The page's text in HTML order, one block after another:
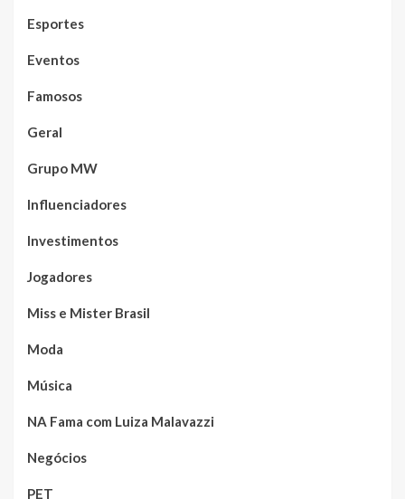
Esportes
Eventos
Famosos
Geral
Grupo MW
Influenciadores
Investimentos
Jogadores
Miss e Mister Brasil
Moda
Música
NA Fama com Luiza Malavazzi
Negócios
PET